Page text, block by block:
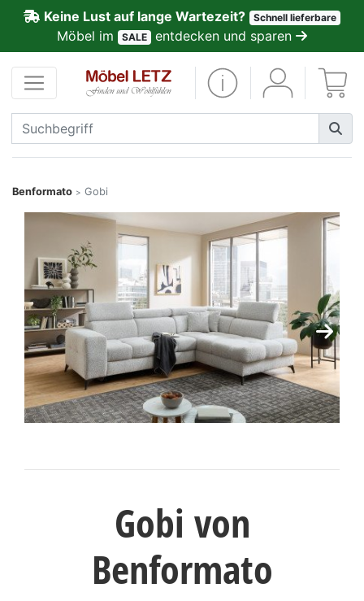
Keine Lust auf lange Wartezeit? Schnell lieferbare
Möbel im SALE entdecken und sparen
Benformato > Gobi
Gobi von
Benformato
Kundenmeinungen
Anmelden
PREMIUM
Schnell
lieferbar
SALE
Polsterplaner
Möbel-
Konfigurator
0%